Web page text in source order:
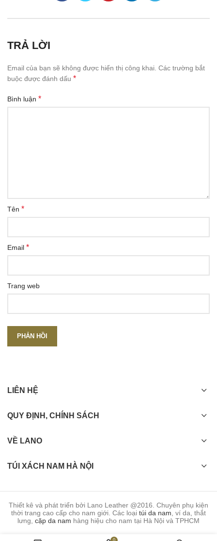
TRẢ LỜI
Email của bạn sẽ không được hiển thị công khai. Các trường bắt
buộc được đánh dấu *
Bình luận *
Tên *
Email *
Trang web
LIÊN HỆ
QUY ĐỊNH, CHÍNH SÁCH
VỀ LANO
TÚI XÁCH NAM HÀ NỘI
Thiết kê và phát triển bởi Lano Leather @2016. Chuyên phụ kiện
thời trang cao cấp cho nam giới. Các loại túi da nam, ví da, thắt
lưng, cặp da nam hàng hiệu cho nam tại Hà Nội và TPHCM
0